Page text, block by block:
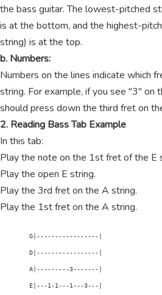
the bass guitar. The lowest-pitched
is at the bottom, and the highest-
string) is at the top.
b. Numbers:
Numbers on the lines indicate which
string. For example, if you see "3" on
should press down the third fret on
2. Reading Bass Tab Example
In this tab:
Play the note on the 1st fret of the E
Play the open E string.
Play the 3rd fret on the A string.
Play the 1st fret on the A string.
        G|-----------------|
        D|-----------------|
        A|---------3-------|
        E|---1-1---1---3---|